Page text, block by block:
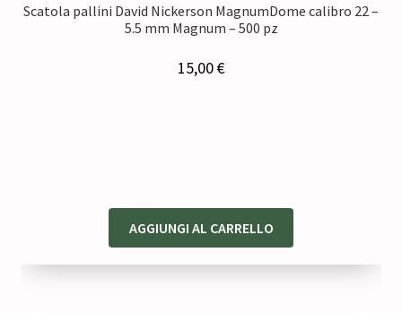
Scatola pallini David Nickerson MagnumDome calibro 22 –
5.5 mm Magnum – 500 pz
15,00€
AGGIUNGI AL CARRELLO